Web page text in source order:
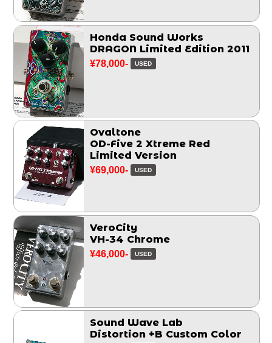
Honda Sound Works
DRAGON Limited Edition 2011
¥78,000- USED
Ovaltone
OD-Five 2 Xtreme Red
Limited Version
¥69,000- USED
VeroCity
VH-34 Chrome
¥46,000- USED
Sound Wave Lab
Distortion +B Custom Color